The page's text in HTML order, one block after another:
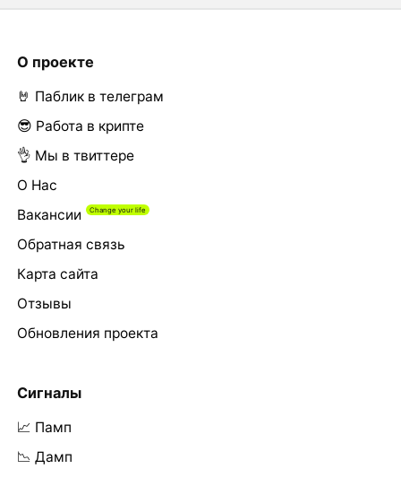
О проекте
🤘 Паблик в телеграм
😎 Работа в крипте
👌 Мы в твиттере
О Нас
Вакансии
Обратная связь
Карта сайта
Отзывы
Обновления проекта
Сигналы
📈 Памп
📉 Дамп